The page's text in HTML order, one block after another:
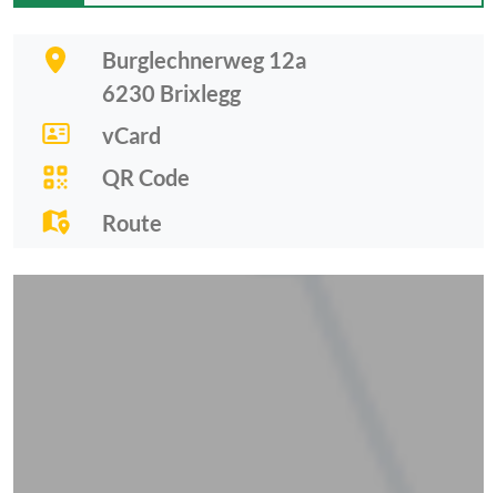
Burglechnerweg 12a
6230 Brixlegg
vCard
QR Code
Route